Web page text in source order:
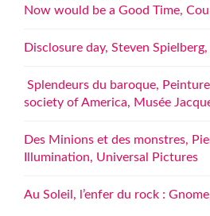
Now would be a Good Time,
Disclosure day, Steven Spielberg,
Splendeurs du baroque,
society of America, Musée
Des Minions et des monstres,
Illumination, Universal Pictures
Au Soleil, l’enfer du rock :